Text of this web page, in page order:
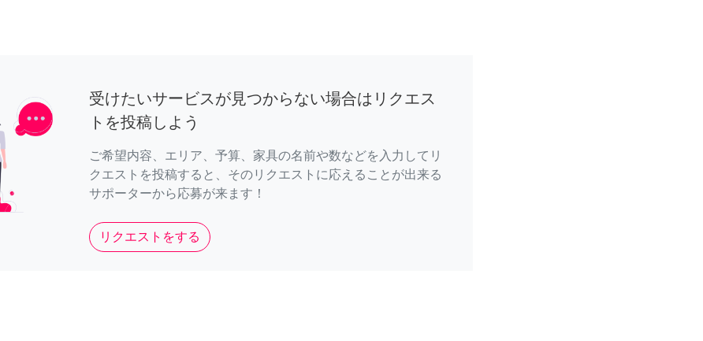
受けたいサービスが見つからない場合はリクエス
トを投稿しよう
ご希望内容、エリア、予算、家具の名前や数などを入力してリ
クエストを投稿すると、そのリクエストに応えることが出来る
サポーターから応募が来ます！
リクエストをする